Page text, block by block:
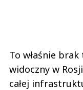
To właśnie
widoczny w
całej